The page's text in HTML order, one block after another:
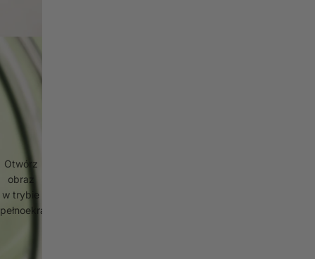
Otwórz
obraz
w trybie
pełnoekranowym